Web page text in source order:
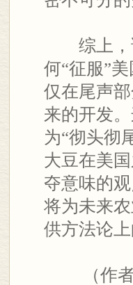
综上，该
何“征服”
仅在尾声
来的开发
为“彻头彻
大豆在美
夺意味的
将为未来
供方法论
（作者